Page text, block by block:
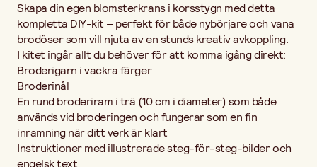
Skapa din egen blomsterkrans i korsstygn med detta
kompletta DIY-kit – perfekt för både nybörjare och vana
brodöser som vill njuta av en stunds kreativ avkoppling.
I kitet ingår allt du behöver för att komma igång direkt:
Broderigarn i vackra färger
Broderinål
En rund broderiram i trä (10 cm i diameter) som både
används vid broderingen och fungerar som en fin
inramning när ditt verk är klart
Instruktioner med illustrerade steg-för-steg-bilder och
engelsk text